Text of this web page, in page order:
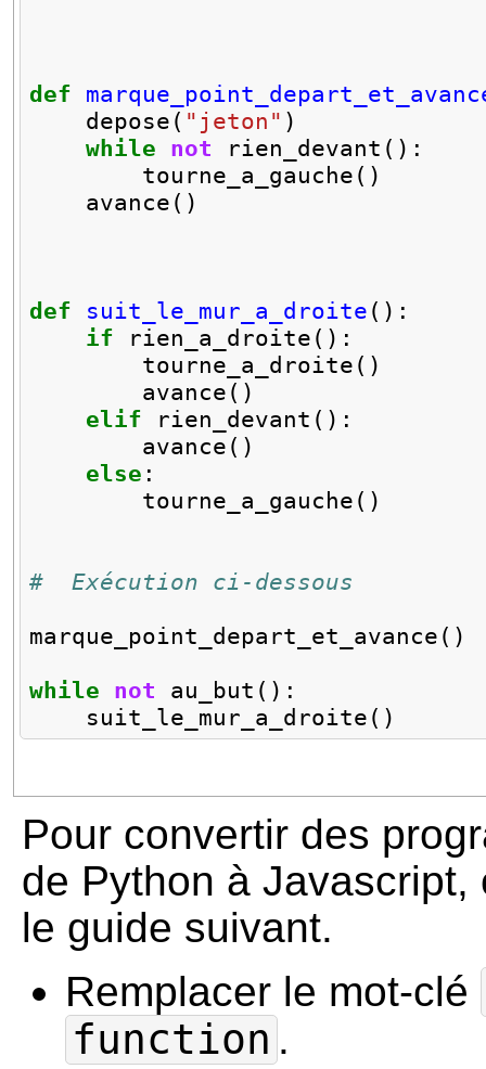
def
depose ( "jeton" )
while not rien_devant ():
tourne_a_gauche ()
avance ()
def suit_le_mur_a_droite ():
if
rien_a_droite ():
tourne_a_droite ()
avance ()
elif
rien_devant ():
avance ()
else :
tourne_a_gauche ()
#  Exécution ci-dessous
marque_point_depart_et_avance ()
while not au_but ():
suit_le_mur_a_droite ()
Pour convertir des
de Python à Javascript,
le guide suivant.
Remplacer le mot-clé
function .